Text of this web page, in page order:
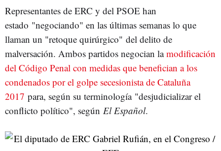
Representantes de ERC y del PSOE han
estado "negociando" en las últimas semanas lo que
llaman un "retoque quirúrgico" del delito de
malversación. Ambos partidos negocian lamodificación
del Código Penal con medidas que benefician a los
condenados por el golpe secesionista de Cataluña
2017 para, según su terminología "desjudicializar el
conflicto político", según El Español.